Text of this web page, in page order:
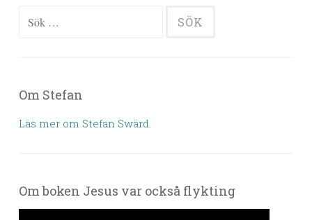
Sök efter:
Om Stefan
Läs mer om Stefan Swärd.
Om boken Jesus var också flykting